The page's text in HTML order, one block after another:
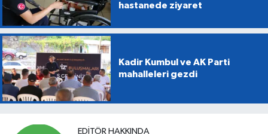
hastanede ziyaret
Kadir Kumbul ve AK Parti
mahalleleri gezdi
EDITÖR HAKKINDA